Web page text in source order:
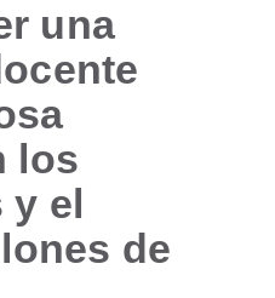
una
los
y el
de